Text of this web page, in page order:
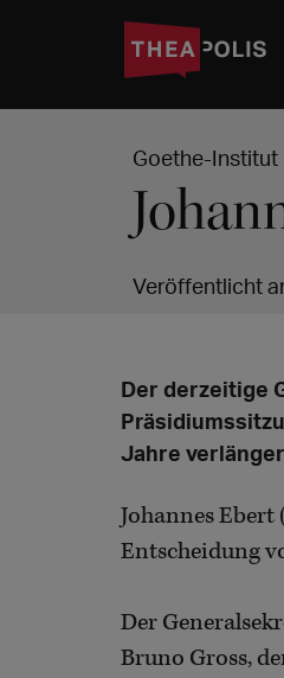
Goethe-Institut
Veröffentlicht
Der derzeitige
Jahre
Johannes
Entscheidung
Der
Bruno Gross,